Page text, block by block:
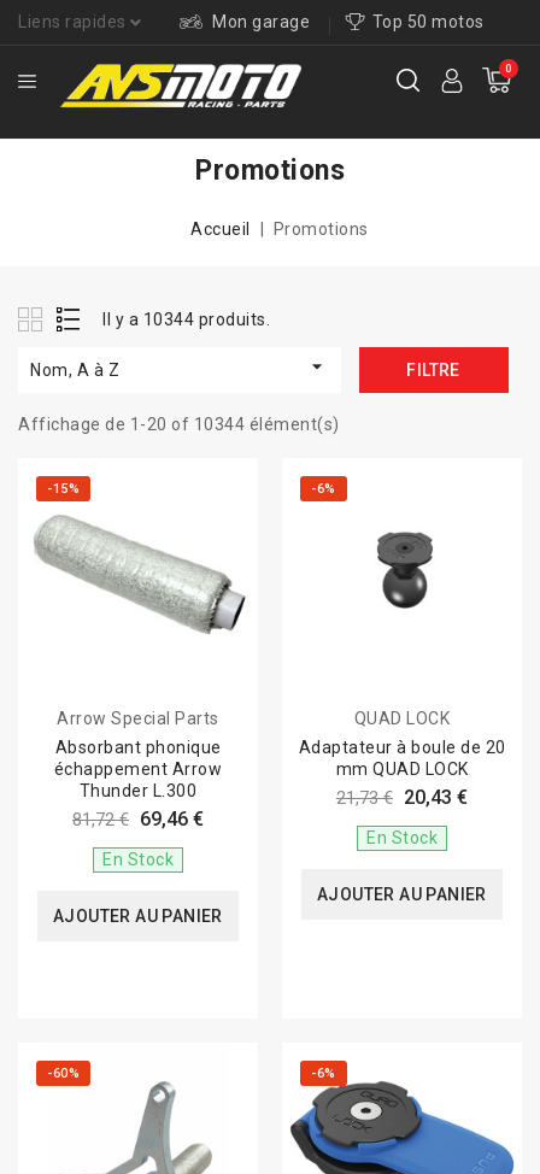
Liens rapides Mon garage Top 50 motos
0
Promotions
Accueil Promotions
Il y a 10344 produits.
Nom, A à Z  FILTRE
Affichage de 1-20 of 10344 élément(s)
-15%
Arrow Special Parts
Absorbant phonique
échappement Arrow
Thunder L.300
81,72 € 69,46 €
En Stock
AJOUTER AU PANIER
-6%
QUAD LOCK
Adaptateur à boule de 20
mm QUAD LOCK
21,73 € 20,43 €
En Stock
AJOUTER AU PANIER
-60% -6%